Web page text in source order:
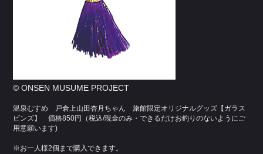
© ONSEN MUSUME PROJECT
温泉むすめ 戸倉上山田杏月ちゃん 旅館限定オリジナルグッズ【ガラス
ビンズ】 価格850円（税込/現金のみ・できるだけお釣りのないようにご
用意願います)
※お一人様2個まで購入できます。